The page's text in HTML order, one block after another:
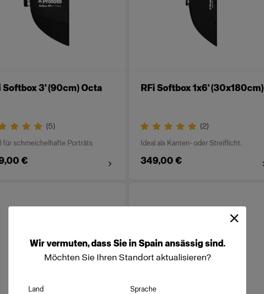
Wirvermuten,dass SieinSpain ansässigsind.
Möchten Sie Ihren Standort aktualisieren?
Land Sprache
Softbox 3' (90cm) Octa
(5)
für schmeichelhafte Porträts
€
RFi Softbox 1x6' (30x180cm)
(2)
Ideal als Kanten- oder Streiflicht.
349,00 €